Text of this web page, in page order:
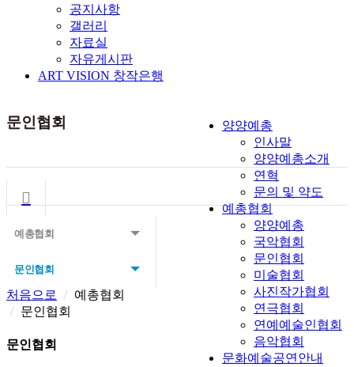
공지사항
갤러리
자료실
자유게시판
ART VISION 창작은행
양양예총
인사말
양양예총소개
연혁
문의 및 약도
예총협회
양양예총
국악협회
문인협회
미술협회
사진작가협회
연극협회
연예예술인협회
음악협회
문화예술공연안내
문인협회
예총협회
문인협회
처음으로
예총협회
문인협회
문인협회